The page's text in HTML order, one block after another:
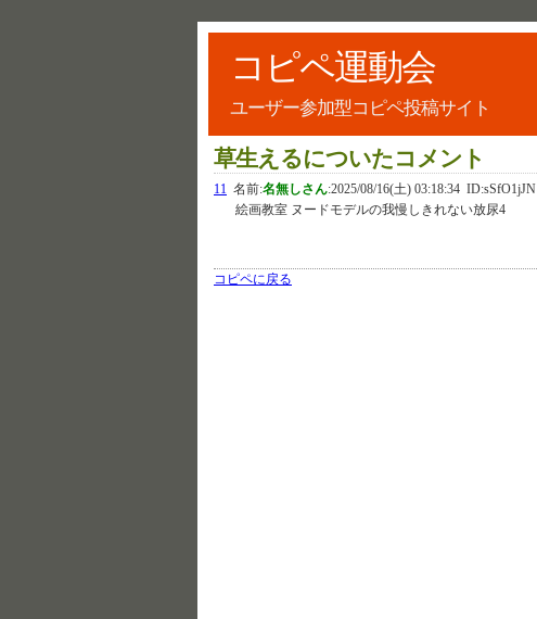
コピペ運動会
ユーザー参加型コピペ投稿サイト
草生えるについたコメント
11 名前:名無しさん:2025/08/16(土) 03:18:34 ID:sSfO1jJN
絵画教室 ヌードモデルの我慢しきれない放尿4
コピペに戻る